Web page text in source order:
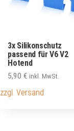
3x Silikonschutz
passend für V6 V2
Hotend
5,90€ inkl. MwSt.
zzgl. Versand